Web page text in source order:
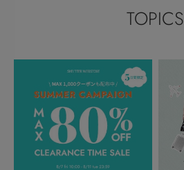
TOPICS